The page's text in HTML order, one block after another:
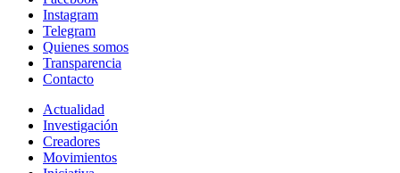
Instagram
Telegram
Quienes somos
Transparencia
Contacto
Actualidad
Investigación
Creadores
Movimientos